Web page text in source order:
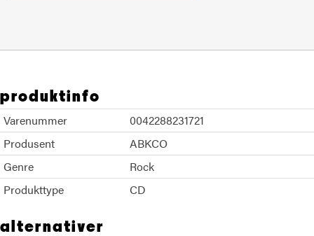
produktinfo
Varenummer
0042288231721
Produsent
ABKCO
Genre
Rock
Produkttype
CD
alternativer